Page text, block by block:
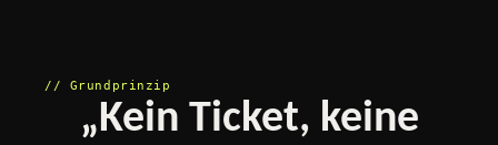
// Grundprinzip
„Kein Ticket, keine